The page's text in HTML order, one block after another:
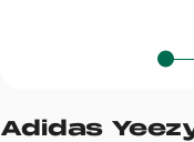
Adidas